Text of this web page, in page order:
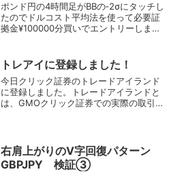
ポンド円の4時間足がBBの‐2σにタッチし
たのでドルコスト平均法を使って必要証
拠金¥100000分買いでエントリーしまし
トレアイに登録しました！
今日クリック証券のトレードアイランド
に登録しました。トレードアイランドと
は、GMOクリック証券での実際の取引結
右肩上がりのV字回復パターン
GBPJPY 検証③